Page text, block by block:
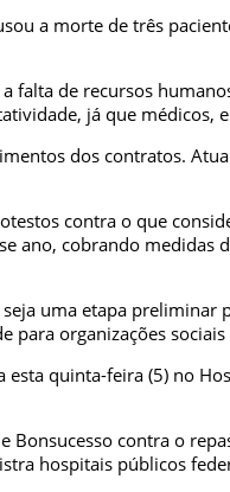
a morte de três
de recursos
já que
dos contratos.
contra o que
ano, cobrando
uma etapa
organizações
quinta-feira (5) no
contra o
hospitais públicos